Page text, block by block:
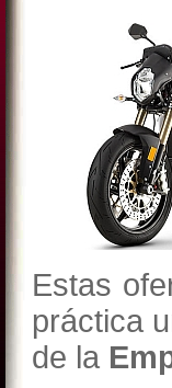
Estas
práctica
de la